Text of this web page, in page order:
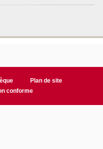
Plan de site
conforme